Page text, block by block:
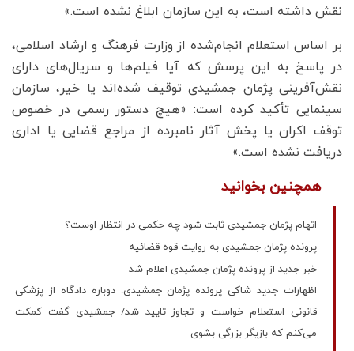
نقش داشته است، به این سازمان ابلاغ نشده است.»
بر اساس استعلام انجام‌شده از وزارت فرهنگ و ارشاد اسلامی،
در پاسخ به این پرسش که آیا فیلم‌ها و سریال‌های دارای
نقش‌آفرینی پژمان جمشیدی توقیف شده‌اند یا خیر، سازمان
سینمایی تأکید کرده است: «هیچ دستور رسمی در خصوص
توقف اکران یا پخش آثار نامبرده از مراجع قضایی یا اداری
دریافت نشده است.»
همچنین بخوانید
اتهام پژمان جمشیدی ثابت شود چه حکمی در انتظار اوست؟
پرونده پژمان جمشیدی به روایت قوه قضائیه
خبر جدید از پرونده پژمان جمشیدی اعلام شد
اظهارات جدید شاکی پرونده پژمان جمشیدی: دوباره دادگاه از پزشکی
قانونی استعلام خواست و تجاوز تایید شد/ جمشیدی گفت کمکت
می‌کنم که بازیگر بزرگی بشوی